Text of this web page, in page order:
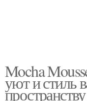
Mocha
уют и стиль
пространству